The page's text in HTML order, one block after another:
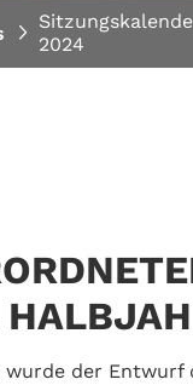
2024
der